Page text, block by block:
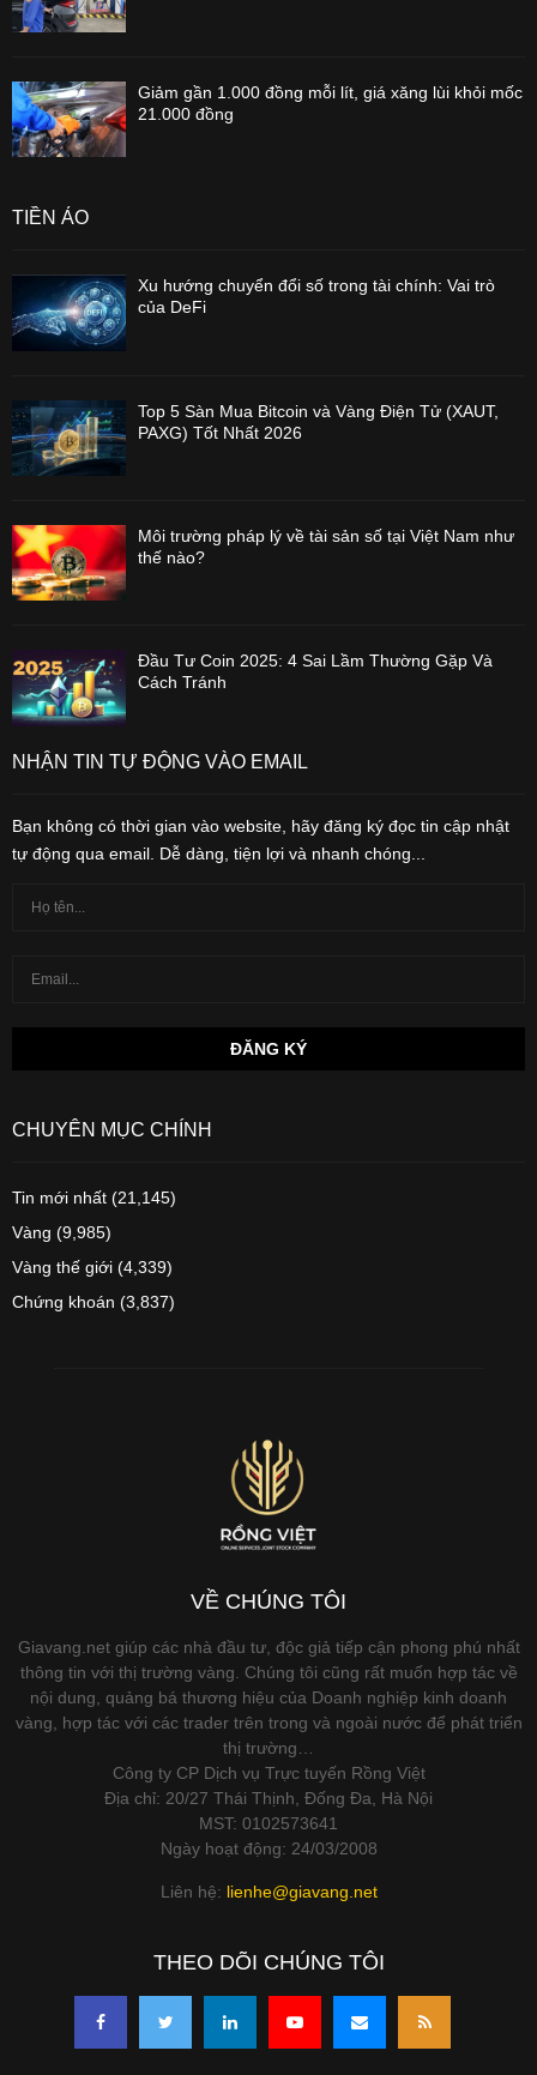
Giảm gần 1.000 đồng mỗi lít, giá xăng lùi khỏi mốc
21.000 đồng
TIỀN ẢO
Xu hướng chuyển đổi số trong tài chính: Vai trò
của DeFi
Top 5 Sàn Mua Bitcoin và Vàng Điện Tử (XAUT,
PAXG) Tốt Nhất 2026
Môi trường pháp lý về tài sản số tại Việt Nam như
thế nào?
Đầu Tư Coin 2025: 4 Sai Lầm Thường Gặp Và
Cách Tránh
NHẬN TIN TỰ ĐỘNG VÀO EMAIL
Bạn không có thời gian vào website, hãy đăng ký đọc tin cập nhật
tự động qua email. Dễ dàng, tiện lợi và nhanh chóng...
CHUYÊN MỤC CHÍNH
Tin mới nhất (21,145)
Vàng (9,985)
Vàng thế giới (4,339)
Chứng khoán (3,837)
VỀ CHÚNG TÔI
Giavang.net giúp các nhà đầu tư, độc giả tiếp cận phong phú nhất
thông tin với thị trường vàng. Chúng tôi cũng rất muốn hợp tác về
nội dung, quảng bá thương hiệu của Doanh nghiệp kinh doanh
vàng, hợp tác với các trader trên trong và ngoài nước để phát triển
thị trường…
Công ty CP Dịch vụ Trực tuyến Rồng Việt
Địa chỉ: 20/27 Thái Thịnh, Đống Đa, Hà Nội
MST: 0102573641
Ngày hoạt động: 24/03/2008
Liên hệ: lienhe@giavang.net
THEO DÕI CHÚNG TÔI